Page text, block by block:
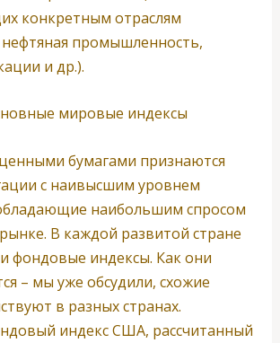
конкретным отраслям
нефтяная промышленность,
и др.).
бумагами признаются
с наивысшим уровнем
наибольшим спросом
В каждой развитой стране
фондовые индексы. Как они
– мы уже обсудили, схожие
в разных странах.
индекс США, рассчитанный